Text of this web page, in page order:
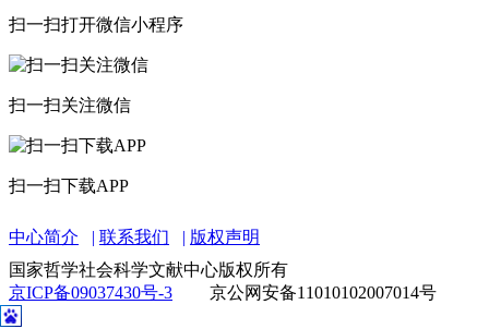
扫一扫打开微信小程序
扫一扫关注微信
扫一扫下载APP
中心简介 联系我们
版权声明
国家哲学社会科学文献中心版权所有
京ICP备09037430号-3
京公网安备11010102007014号